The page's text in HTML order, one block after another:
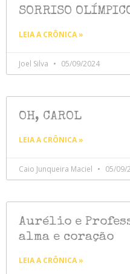
SORRISO
LEIA A CRÔNICA »
Joel Silva 05/09/2024
OH, CAROL
LEIA A CRÔNICA »
Caio Junqueira Maciel 05/09/
Aurélio e
alma e coração
LEIA A CRÔNICA »